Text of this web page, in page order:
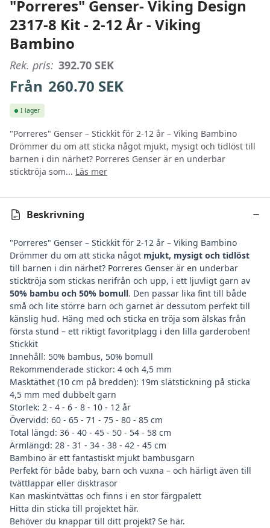
"Porreres" Genser- Viking Design
2317-8 Kit - 2-12 År - Viking
Bambino
Rek. pris: 392.70SEK
Från 260.70 SEK
I lager
"Porreres" Genser – Stickkit för 2-12 år – Viking Bambino
Drömmer du om att sticka något mjukt, mysigt och tidlöst till
barnen i din närhet? Porreres Genser är en underbar
sticktröja som... Läs mer
Beskrivning
"Porreres" Genser – Stickkit för 2-12 år – Viking Bambino
Drömmer du om att sticka något mjukt, mysigt och tidlöst
till barnen i din närhet? Porreres Genser är en underbar
sticktröja som stickas nerifrån och upp, i ett ljuvligt garn av
50% bambu och 50% bomull. Den passar lika fint till både
små och lite större barn och garnet är dessutom perfekt till
känslig hud. Häng med och sticka en tröja som älskas från
första stund – ett riktigt favoritplagg i den lilla garderoben!
Stickkit
Innehåll: 50% bambus, 50% bomull
Rekommenderade stickor: 4 och 4,5 mm
Masktäthet (10 cm på bredden): 19m slätstickning på sticka
4,5 mm med dubbelt garn
Storlek: 2 - 4 - 6 - 8 - 10 - 12 år
Övervidd: 60 - 65 - 71 - 75 - 80 - 85 cm
Total längd: 36 - 40 - 45 - 50 - 54 - 58 cm
Ärmlängd: 28 - 31 - 34 - 38 - 42 - 45 cm
Bambino är ett fantastiskt mjukt bambusgarn
Perfekt för både baby, barn och vuxna – och härligt även till
tvättlappar eller disktrasor
Kan maskintvättas och finns i en stor färgpalett
Hitta din sticka till projektet här.
Behöver du knappar till ditt projekt? Se här.